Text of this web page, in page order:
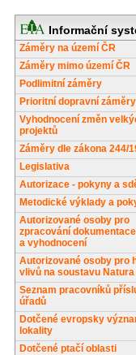
Informační
Záměry na území ČR
Záměry mimo území ČR
Podlimitní záměry
Prioritní dopravní
Vyhodnocení změn
projektů
Záměry dle zákona 244/
Legislativa
Autorizace - pokyny a
Metodické výklady a
Autorizované osoby pro
zpracování
a vyhodnocení
Autorizované osoby pro
vlivů na soustavu Natura
Seznam pracovníků
úřadů
Dotčené evropsky
lokality
Dotčené ptačí oblasti